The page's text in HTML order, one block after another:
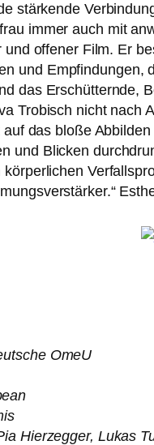
stär­ken­de
immer auch mit
und offe­ner Film. Er
und Empfindungen,
das Erschütternde,
Trobisch nicht nach
das blo­ße
und Blicken
OmeU
Hierzegger, Lukas